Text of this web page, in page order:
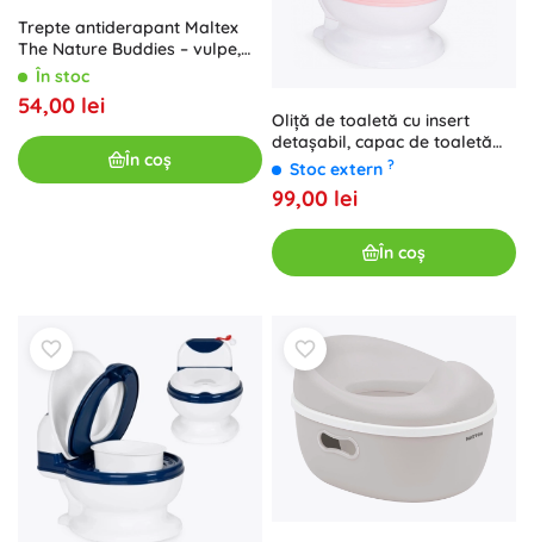
Trepte antiderapant Maltex
The Nature Buddies – vulpe,
bejÎn stoc
54,00 lei
În coș
Oliță de toaletă cu insert
detașabil, capac de toaletă
pentru copii închis și perie
ECOTOYS
Stoc extern ?
99,00 lei
În coș